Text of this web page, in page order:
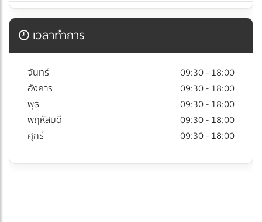
เวลาทำการ
จันทร์
09:30 - 18:00
อังคาร
09:30 - 18:00
พุธ
09:30 - 18:00
พฤหัสบดี
09:30 - 18:00
ศุกร์
09:30 - 18:00